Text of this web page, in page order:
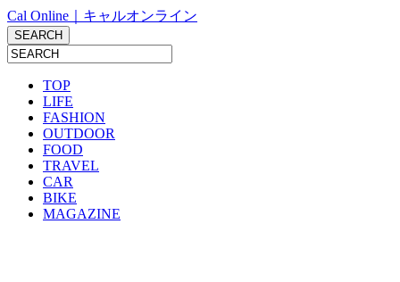
Cal Online｜キャルオンライン
TOP
LIFE
FASHION
OUTDOOR
FOOD
TRAVEL
CAR
BIKE
MAGAZINE